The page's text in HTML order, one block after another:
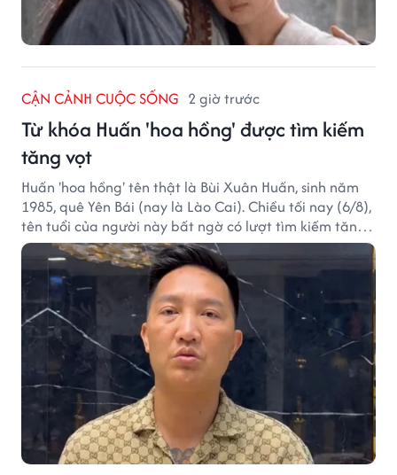
CẬN CẢNH CUỘC SỐNG 2 giờ trước
Từ khóa Huấn 'hoa hồng' được tìm kiếm
tăng vọt
Huấn 'hoa hồng' tên thật là Bùi Xuân Huấn, sinh năm
1985, quê Yên Bái (nay là Lào Cai). Chiều tối nay (6/8),
tên tuổi của người này bất ngờ có lượt tìm kiếm tăng
vọt.